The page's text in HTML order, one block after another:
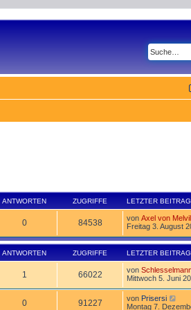
ANTWORTEN ZUGRIFFE LETZTER BEITRAG
0 84538 von Axel von
Freitag 3. August
ANTWORTEN ZUGRIFFE LETZTER BEITRAG
1 66022 von
Mittwoch 5. Juni
0 91227 von Prisersi
Montag 7.